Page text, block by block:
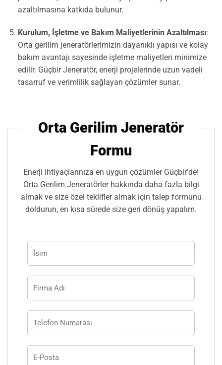
azaltılmasına katkıda bulunur.
Kurulum, İşletme ve Bakım Maliyetlerinin Azaltılması:
Orta gerilim jeneratörlerimizin dayanıklı yapısı ve kolay
bakım avantajı sayesinde işletme maliyetleri minimize
edilir. Güçbir Jeneratör, enerji projelerinde uzun vadeli
tasarruf ve verimlilik sağlayan çözümler sunar.
Orta Gerilim Jeneratör
Formu
Enerji ihtiyaçlarınıza en uygun çözümler Güçbir’de!
Orta Gerilim Jeneratörler hakkında daha fazla bilgi
almak ve size özel teklifler almak için talep formunu
doldurun, en kısa sürede size geri dönüş yapalım.